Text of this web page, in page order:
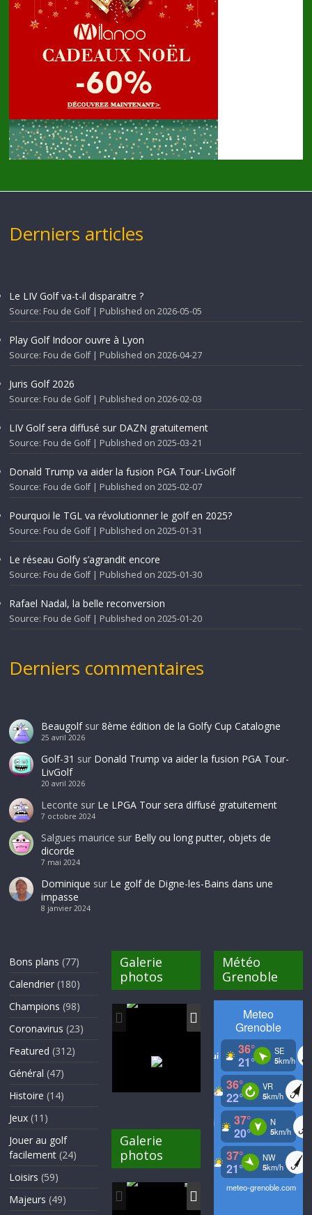
Derniers articles
Le LIV Golf va-t-il disparaitre ?
Source: Fou de Golf Published on 2026-05-05
Play Golf Indoor ouvre à Lyon
Source: Fou de Golf Published on 2026-04-27
Juris Golf 2026
Source: Fou de Golf Published on 2026-02-03
LIV Golf sera diffusé sur DAZN gratuitement
Source: Fou de Golf Published on 2025-03-21
Donald Trump va aider la fusion PGA Tour-LivGolf
Source: Fou de Golf Published on 2025-02-07
Pourquoi le TGL va révolutionner le golf en 2025?
Source: Fou de Golf Published on 2025-01-31
Le réseau Golfy s’agrandit encore
Source: Fou de Golf Published on 2025-01-30
Rafael Nadal, la belle reconversion
Source: Fou de Golf Published on 2025-01-20
Derniers commentaires
Beaugolfsur 8ème édition de la Golfy Cup Catalogne
25 avril 2026
Golf-31 sur Donald Trump va aider la fusion PGA Tour-
LivGolf
20 avril 2026
Leconte sur Le LPGA Tour sera diffusé gratuitement
7 octobre 2024
Salgues maurice sur Belly ou long putter, objets de
dicorde
7 mai 2024
Dominique sur Le golf de Digne-les-Bains dans une
impasse
8 janvier 2024
Bons plans (77)
Calendrier (180)
Champions (98)
Coronavirus (23)
Featured (312)
Général (47)
Histoire (14)
Jeux (11)
Jouer au golf
facilement (24)
Loisirs (59)
Majeurs (49)
Galerie
photos
Galerie
photos
Météo
Grenoble